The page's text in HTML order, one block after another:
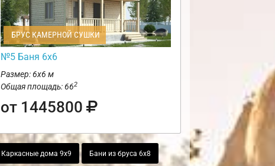
БРУС КАМЕРНОЙ СУШКИ
№5 Баня 6х6
Размер: 6х6 м
Общая площадь: 662
от 1445800
Каркасные дома 9х9 Бани из бруса 6х8